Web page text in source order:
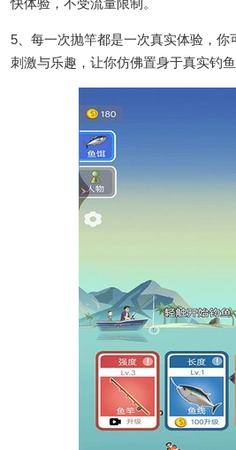
5、每一次抛竿都是一次真实体验，你
刺激与乐趣，让你仿佛置身于真实钓鱼